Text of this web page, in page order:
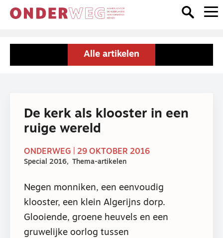
Alle artikelen
De kerk als klooster in een
ruige wereld
ONDERWEG | 29 OKTOBER 2016
Special 2016 Thema-artikelen
Negen monniken, een eenvoudig
klooster, een klein Algerijns dorp.
Glooiende, groene heuvels en een
gruwelijke oorlog tussen